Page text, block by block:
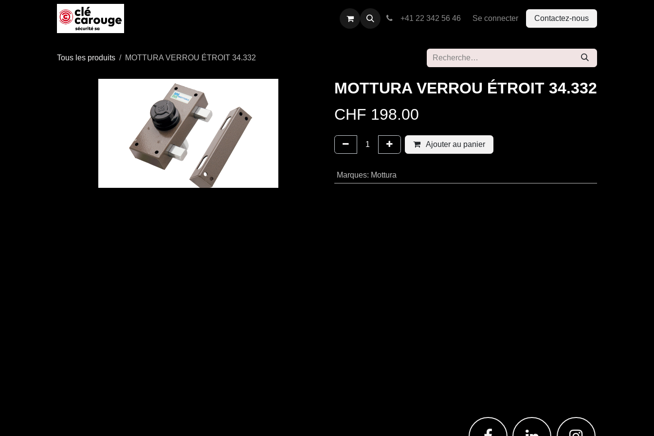
Se rendre au contenu
+41 22 342 56 46 Se connecter Contactez-nous
Tous les produits MOTTURA VERROU ÉTROIT 34.332
MOTTURA VERROU ÉTROIT 34.332
CHF 198.00
Ajouter au panier
Marques: Mottura